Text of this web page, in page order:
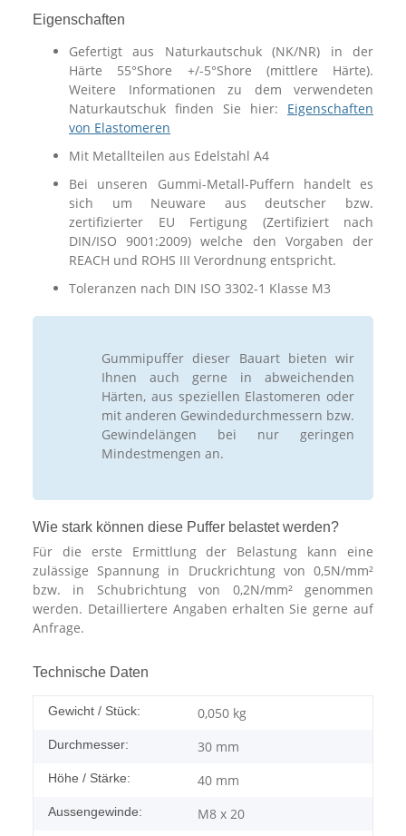
Eigenschaften
Gefertigt aus Naturkautschuk (NK/NR) in der
Härte 55°Shore +/-5°Shore (mittlere Härte).
Weitere Informationen zu dem verwendeten
Naturkautschuk finden Sie hier: Eigenschaften
von Elastomeren
Mit Metallteilen aus Edelstahl A4
Bei unseren Gummi-Metall-Puffern handelt es
sich um Neuware aus deutscher bzw.
zertifizierter EU Fertigung (Zertifiziert nach
DIN/ISO 9001:2009) welche den Vorgaben der
REACH und ROHS III Verordnung entspricht.
Toleranzen nach DIN ISO 3302-1 Klasse M3
Gummipuffer dieser Bauart bieten wir
Ihnen auch gerne in abweichenden
Härten, aus speziellen Elastomeren oder
mit anderen Gewindedurchmessern bzw.
Gewindelängen bei nur geringen
Mindestmengen an.
Wie stark können diese Puffer belastet werden?
Für die erste Ermittlung der Belastung kann eine
zulässige Spannung in Druckrichtung von 0,5N/mm²
bzw. in Schubrichtung von 0,2N/mm² genommen
werden. Detailliertere Angaben erhalten Sie gerne auf
Anfrage.
Technische Daten
Gewicht / Stück: 0,050 kg
Durchmesser: 30 mm
Höhe / Stärke: 40 mm
Aussengewinde: M8 x 20